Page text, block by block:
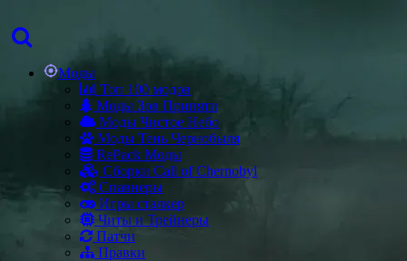
Моды
Топ 100 модов
Моды Зов Припяти
Моды Чистое Небо
Моды Тень Чернобыля
RePack Моды
Сборки Call of Chernobyl
Спавнеры
Игры сталкер
Читы и Трейнеры
Патчи
Правки